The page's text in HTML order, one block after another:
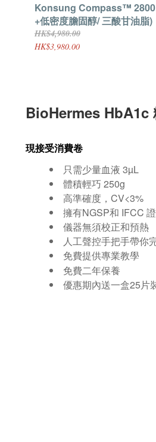
Konsung Compass™ 2800
+低密度膽固醇/ 三酸甘油脂)
HK$4,980.00
HK$3,980.00
BioHermes HbA1c
現接受消費卷
只需少量血液 3µL
體積輕巧 250g
高準確度，CV<3%
擁有NGSP和 IFCC
儀器無須校正和預熱
人工聲控手把手帶你
免費提供專業教學
免費二年保養
優惠期內送一盒25片